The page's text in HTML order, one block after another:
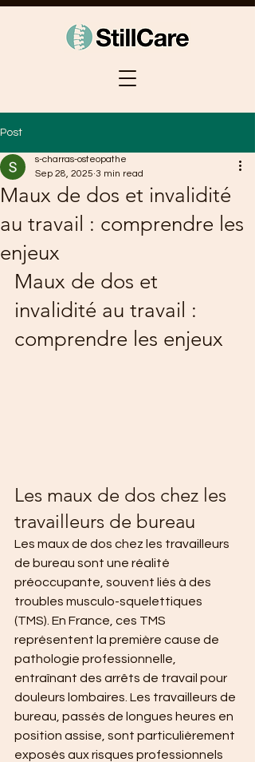
Post
Maux de dos et invalidité
au travail : comprendre les
enjeux
s-charras-osteopathe
Sep 28, 2025 3 min read
Maux de dos et
invalidité au travail :
comprendre les enjeux
Les maux de dos chez les
travailleurs de bureau
Les maux de dos chez les travailleurs
de bureau sont une réalité
préoccupante, souvent liés à des
troubles musculo-squelettiques
(TMS). En France, ces TMS
représentent la première cause de
pathologie professionnelle,
entraînant des arrêts de travail pour
douleurs lombaires. Les travailleurs de
bureau, passés de longues heures en
position assise, sont particulièrement
exposés aux risques professionnels